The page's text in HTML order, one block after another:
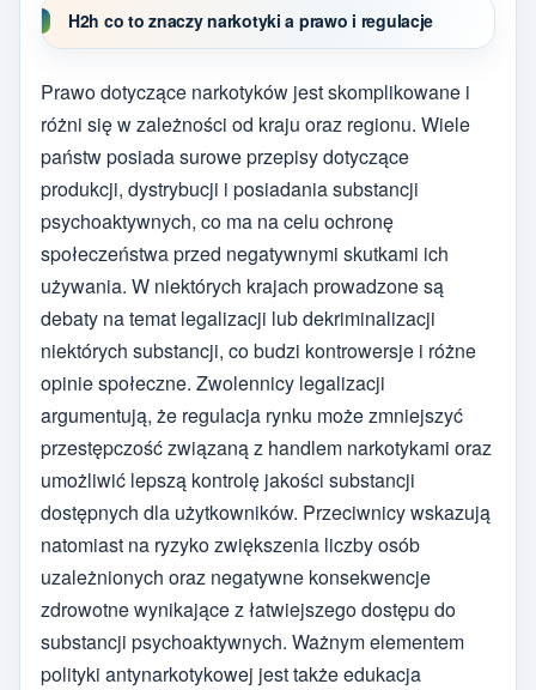
H2h co to znaczy narkotyki a prawo i regulacje
Prawo dotyczące narkotyków jest skomplikowane i
różni się w zależności od kraju oraz regionu. Wiele
państw posiada surowe przepisy dotyczące
produkcji, dystrybucji i posiadania substancji
psychoaktywnych, co ma na celu ochronę
społeczeństwa przed negatywnymi skutkami ich
używania. W niektórych krajach prowadzone są
debaty na temat legalizacji lub dekriminalizacji
niektórych substancji, co budzi kontrowersje i różne
opinie społeczne. Zwolennicy legalizacji
argumentują, że regulacja rynku może zmniejszyć
przestępczość związaną z handlem narkotykami oraz
umożliwić lepszą kontrolę jakości substancji
dostępnych dla użytkowników. Przeciwnicy wskazują
natomiast na ryzyko zwiększenia liczby osób
uzależnionych oraz negatywne konsekwencje
zdrowotne wynikające z łatwiejszego dostępu do
substancji psychoaktywnych. Ważnym elementem
polityki antynarkotykowej jest także edukacja